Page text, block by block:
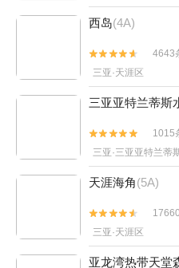
西岛(4A)


4643
三亚·天涯区
三亚亚特兰蒂斯


1015
三亚·三亚亚特兰蒂
天涯海角(5A)


三亚·天涯区
亚龙湾热带天堂